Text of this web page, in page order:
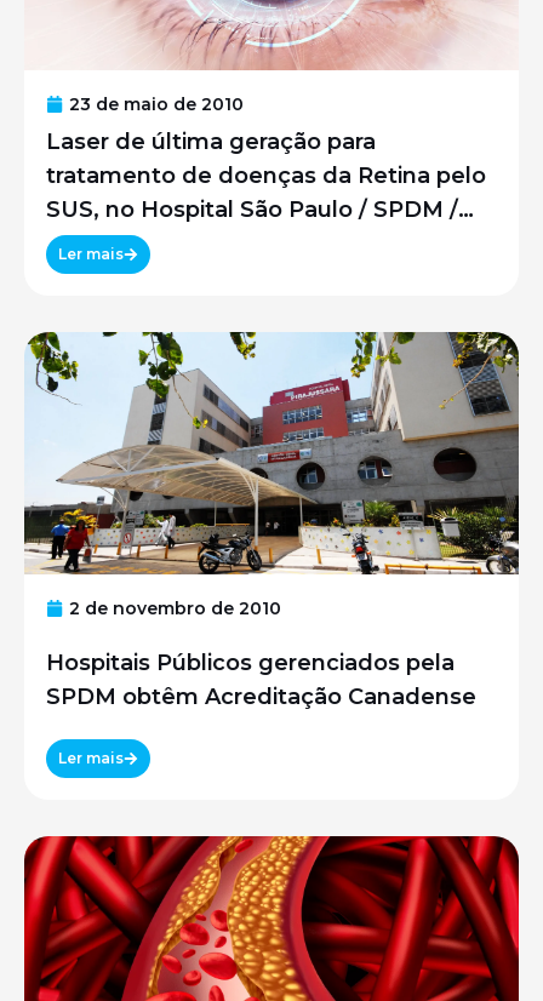
23 de maio de 2010
Laser de última geração para
tratamento de doenças da Retina pelo
SUS, no Hospital São Paulo / SPDM /
UNIFESP
Ler mais
2 de novembro de 2010
Hospitais Públicos gerenciados pela
SPDM obtêm Acreditação Canadense
Ler mais